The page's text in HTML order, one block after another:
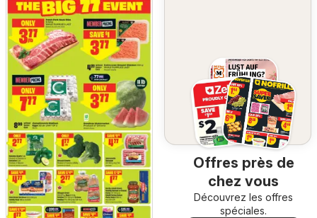
Offres près de
chez vous
Découvrez les offres
spéciales.